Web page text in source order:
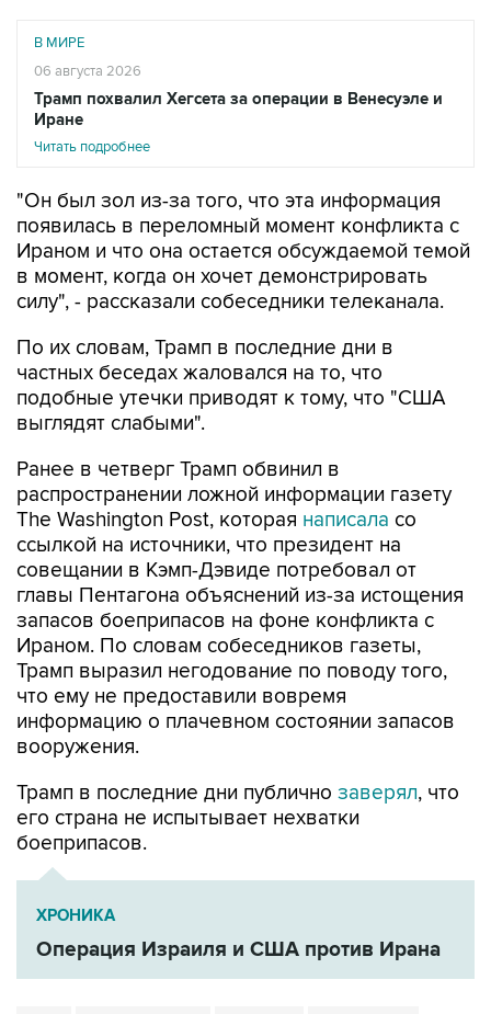
В МИРЕ
06 августа 2026
Трамп похвалил Хегсета за операции в Венесуэле и
Иране
Читать подробнее
"Он был зол из-за того, что эта информация
появилась в переломный момент конфликта с
Ираном и что она остается обсуждаемой темой
в момент, когда он хочет демонстрировать
силу", - рассказали собеседники телеканала.
По их словам, Трамп в последние дни в
частных беседах жаловался на то, что
подобные утечки приводят к тому, что "США
выглядят слабыми".
Ранее в четверг Трамп обвинил в
распространении ложной информации газету
The Washington Post, которая написала со
ссылкой на источники, что президент на
совещании в Кэмп-Дэвиде потребовал от
главы Пентагона объяснений из-за истощения
запасов боеприпасов на фоне конфликта с
Ираном. По словам собеседников газеты,
Трамп выразил негодование по поводу того,
что ему не предоставили вовремя
информацию о плачевном состоянии запасов
вооружения.
Трамп в последние дни публично заверял, что
его страна не испытывает нехватки
боеприпасов.
ХРОНИКА
Операция Израиля и США против Ирана